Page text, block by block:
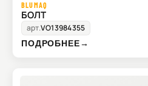
BLUMAQ
БОЛТ
арт.VO13984355
ПОДРОБНЕЕ→